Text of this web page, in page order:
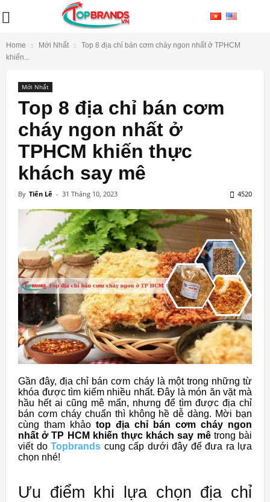
Home Mới Nhất
Top 8 địa chỉ bán cơm cháy ngon nhất ở TPHCM
khiến...
Mới Nhất
Top 8 địa chỉ bán cơm
cháy ngon nhất ở
TPHCM khiến thực
khách say mê
By Tiến Lê - 31 Tháng 10, 2023 4520
Gần đây, địa chỉ bán cơm cháy là một trong những từ
khóa được tìm kiếm nhiều nhất. Đây là món ăn vặt mà
hầu hết ai cũng mê mẩn, nhưng để tìm được địa chỉ
bán cơm cháy chuẩn thì không hề dễ dàng. Mời bạn
cùng tham khảo top địa chỉ bán cơm cháy ngon
nhất ở TP HCM khiến thực khách say mêtrong bài
viết do Topbrands cung cấp dưới đây để đưa ra lựa
chọn nhé!
Ưu điểm khi lựa chọn địa chỉ